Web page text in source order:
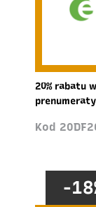
20% rabatu
Kod
-